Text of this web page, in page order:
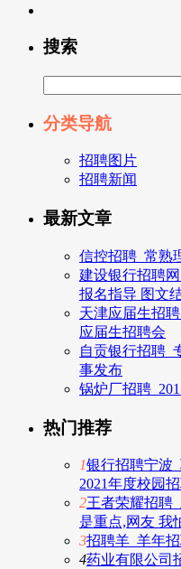
搜索
分类导航
招聘图片
招聘新闻
最新文章
信控招聘_常熟
建设银行招聘
报名指导 图文
天津应届生招
应届生招聘会
自贡银行招聘_
事发布
锅炉厂招聘
热门推荐
1银行招聘宁波
2021年度校园
2王者荣耀招聘
是重点,网友 我
3招聘羊_羊年
4药业有限公司